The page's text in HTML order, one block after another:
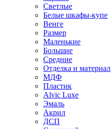
Светлые
Белые шкафы-купе
Венге
Размер
Маленькие
Большие
Средние
Отделка и материал
МДФ
Пластик
Alvic Luxe
Эмаль
Акрил
ДСП